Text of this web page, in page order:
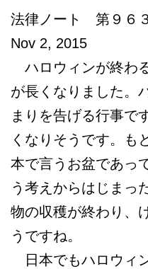
法律ノート 第９６
Nov 2, 2015
ハロウィンが終わ
が長くなりました。
まりを告げる行事で
くなりそうです。も
本で言うお盆であっ
う考えからはじまっ
物の収穫が終わり、
うですね。
日本でもハロウィ